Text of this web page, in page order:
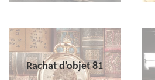
Rachat d'objet 81